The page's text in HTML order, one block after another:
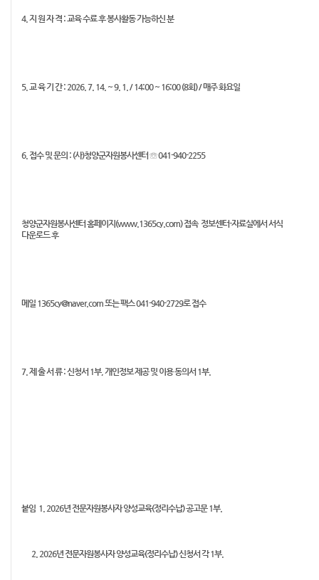
4. 지 원 자 격 : 교육 수료 후 봉사활동 가능하신 분
5. 교 육 기 간 : 2026. 7. 14. ~ 9. 1. / 14:00 ~ 16:00 (8회) / 매주 화요일
6. 접수 및 문의 : (사)청양군자원봉사센터 ☏ 041-940-2255
청양군자원봉사센터 홈페이지(www.1365cy.com) 접속 정보센터-자료실에서 서식
다운로드 후
메일 1365cy@naver.com 또는 팩스 041-940-2729로 접수
7. 제 출 서 류 : 신청서 1부, 개인정보 제공 및 이용 동의서 1부.
붙임 1. 2026년 전문자원봉사자 양성교육(정리수납) 공고문 1부.
2. 2026년 전문자원봉사자 양성교육(정리수납) 신청서 각 1부.